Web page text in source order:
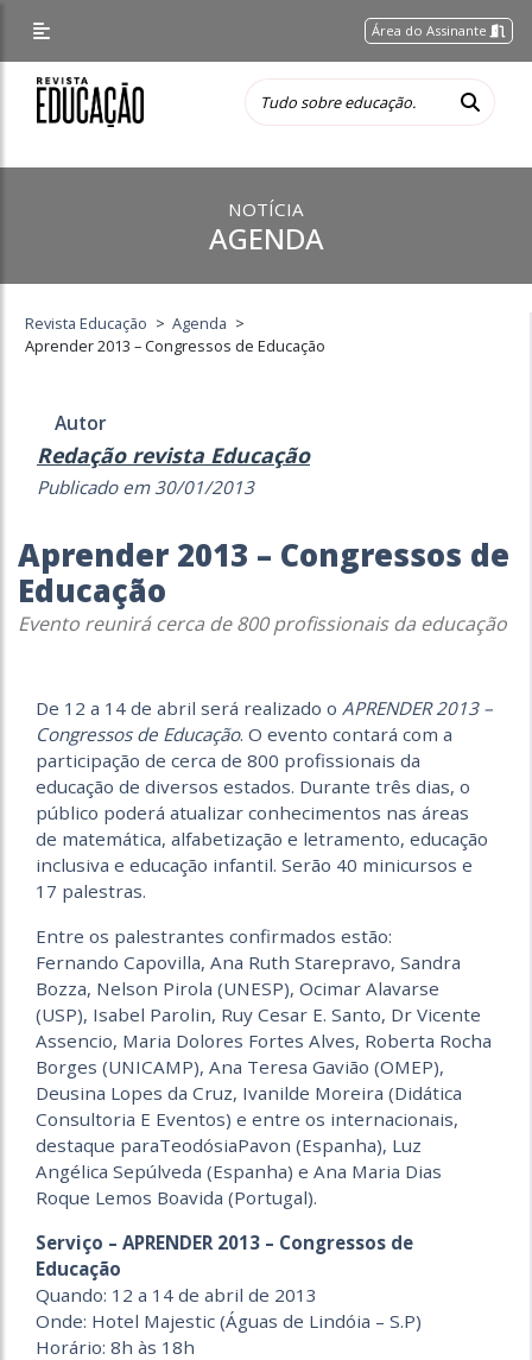
Área do Assinante
NOTÍCIA
AGENDA
Revista Educação > Agenda >
Aprender 2013 – Congressos de Educação
Autor
Redação revista Educação
Publicado em 30/01/2013
Aprender 2013 – Congressos de
Educação
Evento reunirá cerca de 800 profissionais da educação
De 12 a 14 de abril será realizado o APRENDER 2013 –
Congressos de Educação. O evento contará com a
participação de cerca de 800 profissionais da
educação de diversos estados. Durante três dias, o
público poderá atualizar conhecimentos nas áreas
de matemática, alfabetização e letramento, educação
inclusiva e educação infantil. Serão 40 minicursos e
17 palestras.
Entre os palestrantes confirmados estão:
Fernando Capovilla, Ana Ruth Starepravo, Sandra
Bozza, Nelson Pirola (UNESP), Ocimar Alavarse
(USP), Isabel Parolin, Ruy Cesar E. Santo, Dr Vicente
Assencio, Maria Dolores Fortes Alves, Roberta Rocha
Borges (UNICAMP), Ana Teresa Gavião (OMEP),
Deusina Lopes da Cruz, Ivanilde Moreira (Didática
Consultoria E Eventos) e entre os internacionais,
destaque paraTeodósiaPavon (Espanha), Luz
Angélica Sepúlveda (Espanha) e Ana Maria Dias
Roque Lemos Boavida (Portugal).
Serviço – APRENDER 2013 – Congressos de
Educação
Quando: 12 a 14 de abril de 2013
Onde: Hotel Majestic (Águas de Lindóia – S.P)
Horário: 8h às 18h